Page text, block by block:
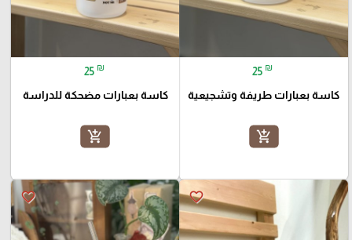
25 ₪
كاسة بعبارات طريفة وتشجيعية
add_shopping_cart
25 ₪
كاسة بعبارات مضحكة للدراسة
add_shopping_cart
favorite_border
favorite_border